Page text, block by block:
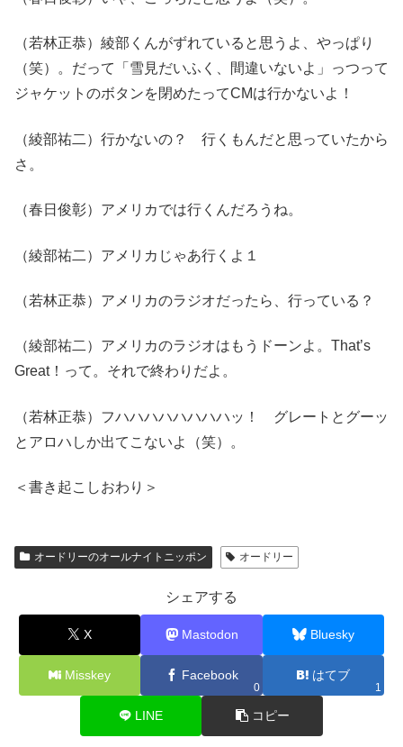
（若林正恭）綾部くんがずれていると思うよ、やっぱり
（笑）。だって「雪見だいふく、間違いないよ」っつって
ジャケットのボタンを閉めたってCMは行かないよ！
（綾部祐二）行かないの？ 行くもんだと思っていたから
さ。
（春日俊彰）アメリカでは行くんだろうね。
（綾部祐二）アメリカじゃあ行くよ１
（若林正恭）アメリカのラジオだったら、行っている？
（綾部祐二）アメリカのラジオはもうドーンよ。That’s
Great！って。それで終わりだよ。
（若林正恭）フハハハハハハハハッ！ グレートとグーッ
とアロハしか出てこないよ（笑）。
＜書き起こしおわり＞
オードリーのオールナイトニッポン オードリー
シェアする
X Mastodon Bluesky
Misskey Facebook
0
はてブ
1
LINE コピー